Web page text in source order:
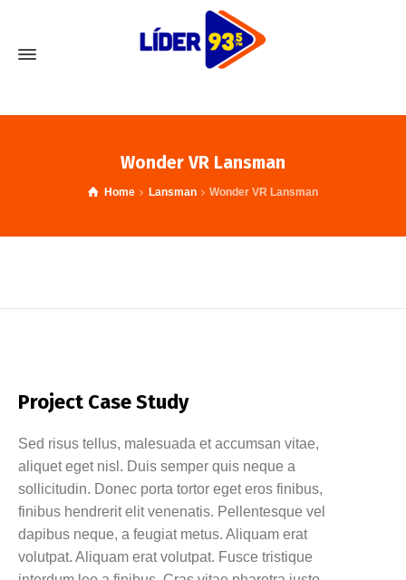
Wonder VR Lansman
Home Lansman Wonder VR Lansman
Project Case Study
Sed risus tellus, malesuada et accumsan vitae,
aliquet eget nisl. Duis semper quis neque a
sollicitudin. Donec porta tortor eget eros finibus,
finibus hendrerit elit venenatis. Pellentesque vel
dapibus neque, a feugiat metus. Aliquam erat
volutpat. Aliquam erat volutpat. Fusce tristique